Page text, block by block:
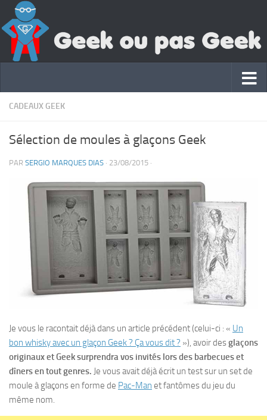
CADEAUX GEEK
Sélection de moules à glaçons Geek
PAR SERGIO MARQUES DIAS · 23/08/2015 ·
Je vous le racontait déjà dans un article précédent (celui-ci : « Un
bon whisky avec un glaçon Geek ? Ça vous dit ? »), avoir desglaçons
originaux et Geek surprendra vos invités lors des barbecues et
dîners en tout genres. Je vous avait déjà écrit un test sur un set de
moule à glaçons en forme de Pac-Man et fantômes du jeu du
même nom.